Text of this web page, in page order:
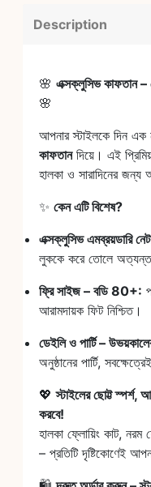
Description
🌸 এক্সক্লুসিভ কাফতান –
🌸
আপনার স্টাইলকে দিন এক
কাফতানদিয়ে। এই
হালকা ও সারাদিনের
✨ কেন এটি বিশেষ?
এক্সক্লুসিভ এমব্রয়ডারি
লুককে করে তোলে অত্যন্ত
ফ্রি সাইজ – বডি 80+:
আরামদায়ক ফিট নিশ্চিত।
ডেইলি ও পার্টি –
অনুষ্ঠানের পার্টি,
💖স্টাইলের ছোট্ট
করবে!
হালকা ফ্লোয়িং কাট, নরম
– প্রতিটি দৃষ্টিকোণেই